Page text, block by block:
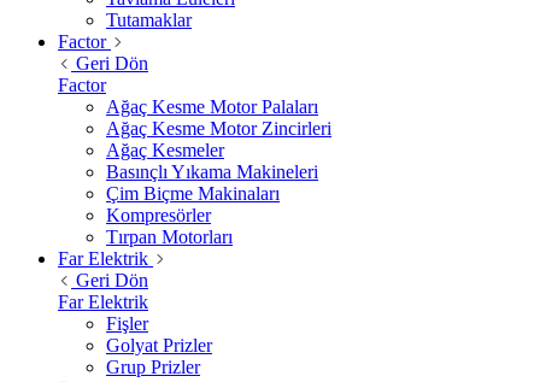
Tutamaklar
Factor
Geri Dön
Factor
Ağaç Kesme Motor Palaları
Ağaç Kesme Motor Zincirleri
Ağaç Kesmeler
Basınçlı Yıkama Makineleri
Çim Biçme Makinaları
Kompresörler
Tırpan Motorları
Far Elektrik
Geri Dön
Far Elektrik
Fişler
Golyat Prizler
Grup Prizler